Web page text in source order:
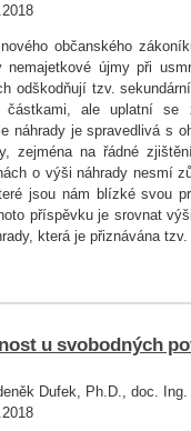
občanského
nemajetkové újmy při
odškodňují tzv.
částkami, ale uplatní
náhrady je spravedlivá s
zejména na řádné
o výši náhrady nesmí
jsou nám blízké svou
příspěvku je srovnat
která je přiznávána
u svobodných
Dufek, Ph.D., doc.